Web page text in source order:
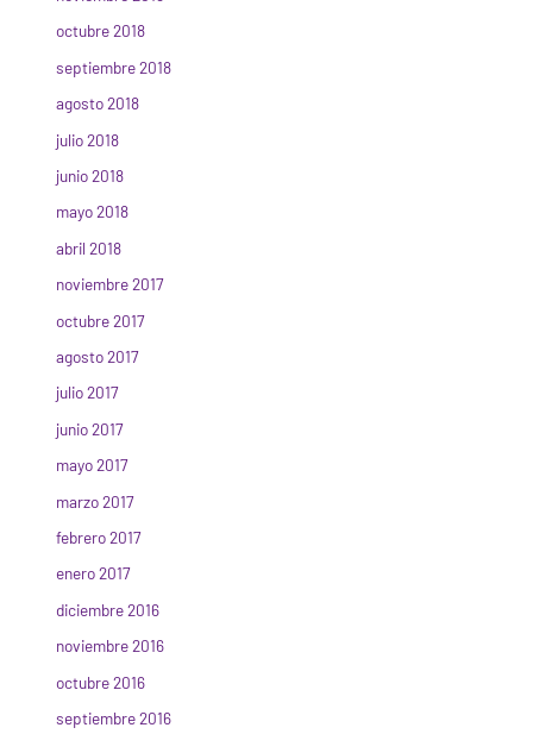
octubre 2018
septiembre 2018
agosto 2018
julio 2018
junio 2018
mayo 2018
abril 2018
noviembre 2017
octubre 2017
agosto 2017
julio 2017
junio 2017
mayo 2017
marzo 2017
febrero 2017
enero 2017
diciembre 2016
noviembre 2016
octubre 2016
septiembre 2016